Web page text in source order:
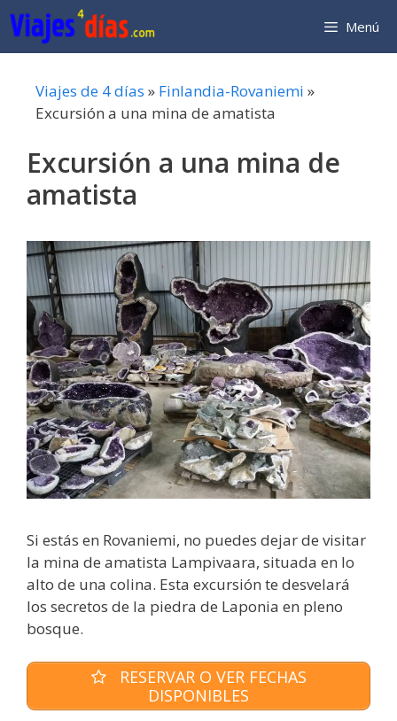
Saltar
al
contenido
Menú
Viajes de 4 días » Finlandia-Rovaniemi »
Excursión a una mina de amatista
Excursión a una mina de
amatista
Si estás en Rovaniemi, no puedes dejar de visitar
la mina de amatista Lampivaara, situada en lo
alto de una colina. Esta excursión te desvelará
los secretos de la piedra de Laponia en pleno
bosque.
RESERVAR O VER FECHAS
DISPONIBLES